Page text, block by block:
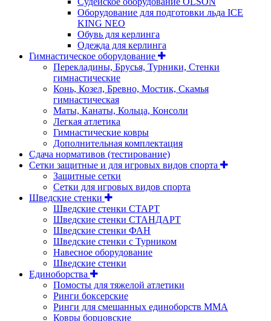
Оборудование для подготовки льда ICE
KING NEO
Обувь для керлинга
Одежда для керлинга
Гимнастическое оборудование
Перекладины, Брусья, Турники, Стенки
гимнастические
Конь, Козел, Бревно, Мостик, Скамья
гимнастическая
Маты, Канаты, Кольца, Консоли
Легкая атлетика
Гимнастические ковры
Дополнительная комплектация
Сдача нормативов (тестирование)
Сетки защитные и для игровых видов спорта
Защитные сетки
Сетки для игровых видов спорта
Шведские стенки
Шведские стенки СТАРТ
Шведские стенки СТАНДАРТ
Шведские стенки ФАН
Шведские стенки с Турником
Навесное оборудование
Шведские стенки
Единоборства
Помосты для тяжелой атлетики
Ринги боксерские
Ринги для смешанных единоборств ММА
Ковры борцовские